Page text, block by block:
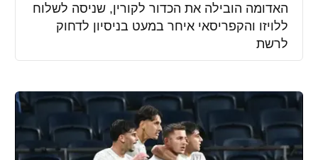
האדומה הובילה את הכדור לקורין, שניסה לשלוח
ללויזו והקפריסאי איחר במעט בניסיון לדחוק
לרשת